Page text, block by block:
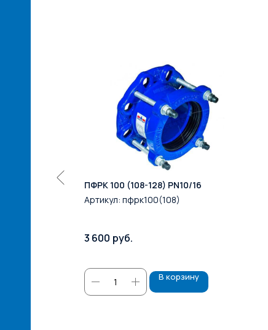
ПФРК 100 (108-128) PN10/16
Артикул: пфрк100(108)
3 600 руб.
В корзину